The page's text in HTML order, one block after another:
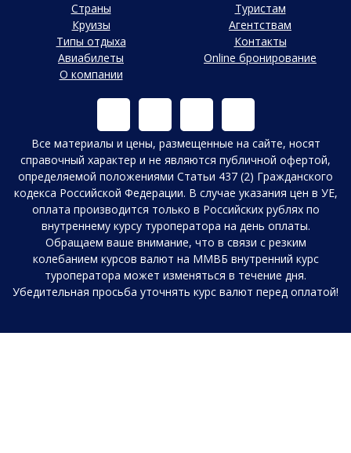
Страны
Круизы
Типы отдыха
Авиабилеты
О компании
Туристам
Агентствам
Контакты
Online бронирование
Все материалы и цены, размещенные на сайте, носят
справочный характер и не являются публичной офертой,
определяемой положениями Статьи 437 (2) Гражданского
кодекса Российской Федерации. В случае указания цен в УЕ,
оплата производится только в Российских рублях по
внутреннему курсу туроператора на день оплаты.
Обращаем ваше внимание, что в связи с резким
колебанием курсов валют на ММВБ внутренний курс
туроператора может изменяться в течение дня.
Убедительная просьба уточнять курс валют перед оплатой!